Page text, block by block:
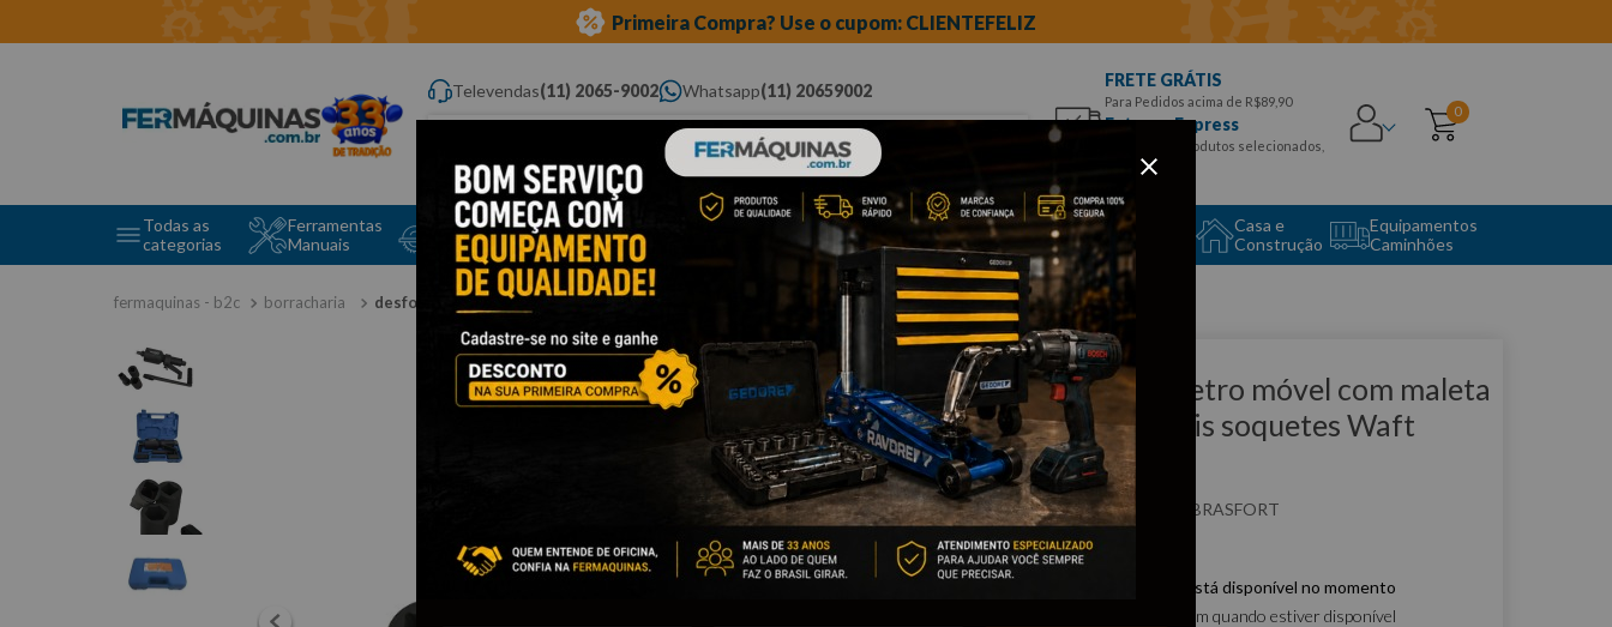
Primeira Compra? Use o cupom: CLIENTEFELIZ
Televendas(11) 2065-9002 Whatsapp(11) 20659002
Digite aqui o que você procura...
FRETE GRÁTIS
Para Pedidos acima de R$89,90
Entrega Express
para CEPS e produtos selecionados,
Aproveite!
0
Todas as
categorias
Ferramentas
Manuais
Ferramentas Elétricas
e Máquinas
Ferramentas
Ferramentas
Automotivas Especiais
Equipamento
Auto Center
Casa e
Construção
Equipamentos
Caminhões
borracharia desforcímetro
Clique e veja!
Desforcímetro móvel com maleta
plástica dois soquetes Waft
6314
:F6314 BRASFORT
Este produto não está disponível no momento
Quero que me avisem quando estiver disponível